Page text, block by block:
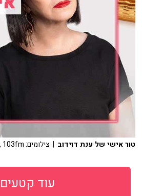
טור אישי של ענת דוידוב | צילומים: Ingram Image, 103fm
עוד קטעים